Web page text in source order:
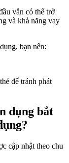
vẫn có thể trở
và khả năng vay
bạn nên:
để tránh phát
dụng bắt
cập nhật theo chu